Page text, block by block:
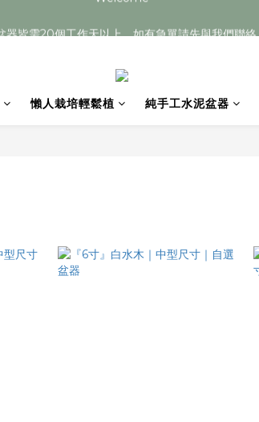
懶人栽培輕鬆植 純手工水泥盆器